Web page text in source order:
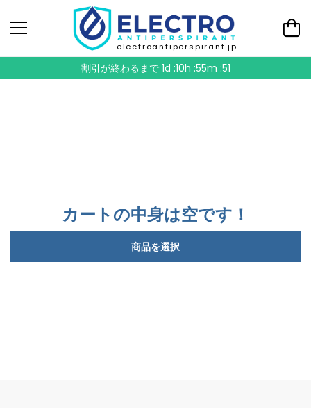
electroantiperspirant.jp
割引が終わるまで 1d :10h :55m :51
カートの中身は空です！
商品を選択